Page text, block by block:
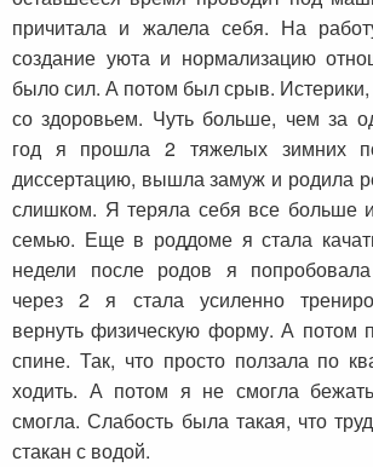
причитала и жалела себя. На
создание уюта и нормализацию
было сил. А потом был срыв.
со здоровьем. Чуть больше, чем за
год я прошла 2 тяжелых зимних
диссертацию, вышла замуж и родила
слишком. Я теряла себя все больше
семью. Еще в роддоме я стала
недели после родов я
через 2 я стала усиленно
вернуть физическую форму. А потом
спине. Так, что просто ползала по
ходить. А потом я не смогла
смогла. Слабость была такая, что
стакан с водой.